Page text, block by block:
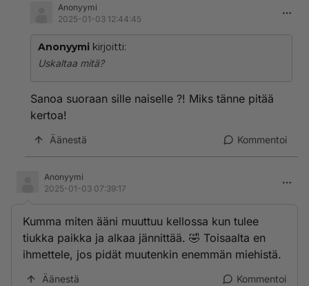
Anonyymi
2025-01-03 12:44:45
Anonyymi kirjoitti:
Uskaltaa mitä?
Sanoa suoraan sille naiselle ?! Miks tänne pitää
kertoa!
Äänestä Kommentoi
Anonyymi
2025-01-03 07:39:17
Kumma miten ääni muuttuu kellossa kun tulee
tiukka paikka ja alkaa jännittää. 🤣 Toisaalta en
ihmettele, jos pidät muutenkin enemmän miehistä.
Äänestä Kommentoi